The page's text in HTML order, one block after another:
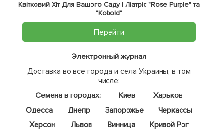
Квітковий Хіт Для Вашого Саду | Ліатріс "Rose Purple" та
"Kobold"
Перейти
Электронный журнал
Доставка во все города и села Украины, в том
числе:
Семена в городах:
Киев
Харьков
Одесса
Днепр Запорожье
Черкассы
Херсон
Львов Винница
Кривой Рог